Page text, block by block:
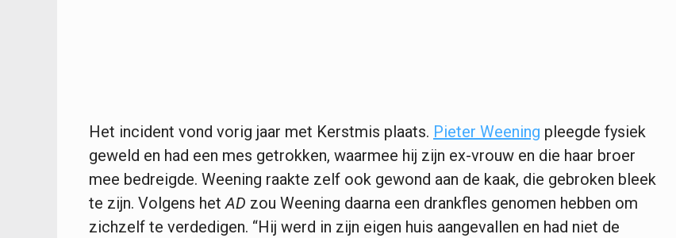
Het incident vond vorig jaar met Kerstmis plaats. Pieter Weening pleegde fysiek
geweld en had een mes getrokken, waarmee hij zijn ex-vrouw en die haar broer
mee bedreigde. Weening raakte zelf ook gewond aan de kaak, die gebroken bleek
te zijn. Volgens hetAD zou Weening daarna een drankfles genomen hebben om
zichzelf te verdedigen. “Hij werd in zijn eigen huis aangevallen en had niet de